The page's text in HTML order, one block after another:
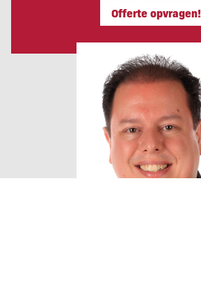
Offerte opvragen!